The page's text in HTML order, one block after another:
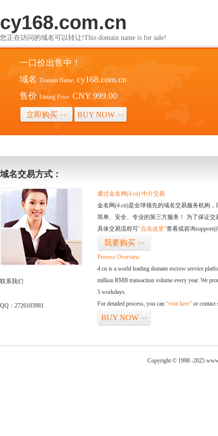
cy168.com.cn
您正在访问的域名可以转让!This domain name is for sale!
一口价出售中！
域名 Domain Name: cy168.com.cn
售价 Listing Price: CNY 999.00
立即购买 >> BUY NOW >>
域名交易方式：
联系我们
QQ：2726103981
通过金名网(4.cn) 中介交易
金名网(4.cn)是全球领先的域名交易服务机构
简单、安全、专业的第三方服务！ 为了保证
具体交易流程可“点击这里”查看或咨询
我要购买 >>
Process Overview:
4.cn is a world leading domain escrow service
million RMB transaction volume every year. We
5 workdays.
For detailed process, you can “visit here” or contact
BUY NOW >>
Copyright © 1998 -2025